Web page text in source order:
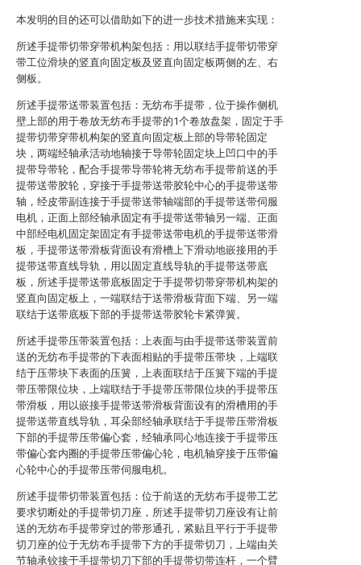
本发明的目的还可以借助如下的进一步技术措施来实现：
所述手提带切带穿带机构架包括：用以联结手提带切带穿
带工位滑块的竖直向固定板及竖直向固定板两侧的左、右
侧板。
所述手提带送带装置包括：无纺布手提带，位于操作侧机
壁上部的用于卷放无纺布手提带的1个卷放盘架，固定于手
提带切带穿带机构架的竖直向固定板上部的导带轮固定
块，两端经轴承活动地轴接于导带轮固定块上凹口中的手
提带导带轮，配合手提带导带轮将无纺布手提带前送的手
提带送带胶轮，穿接于手提带送带胶轮中心的手提带送带
轴，经皮带副连接于手提带送带轴端部的手提带送带伺服
电机，正面上部经轴承固定有手提带送带轴另一端、正面
中部经电机固定架固定有手提带送带电机的手提带送带滑
板，手提带送带滑板背面设有滑槽上下滑动地嵌接用的手
提带送带直线导轨，用以固定直线导轨的手提带送带底
板，所述手提带送带底板固定于手提带切带穿带机构架的
竖直向固定板上，一端联结于送带滑板背面下端、另一端
联结于送带底板下部的手提带送带胶轮卡紧弹簧。
所述手提带压带装置包括：上表面与由手提带送带装置前
送的无纺布手提带的下表面相贴的手提带压带块，上端联
结于压带块下表面的压簧，上表面联结于压簧下端的手提
带压带限位块，上端联结于手提带压带限位块的手提带压
带滑板，用以嵌接手提带送带滑板背面设有的滑槽用的手
提带送带直线导轨，耳朵部经轴承联结于手提带压带滑板
下部的手提带压带偏心套，经轴承同心地连接于手提带压
带偏心套内圈的手提带压带偏心轮，电机轴穿接于压带偏
心轮中心的手提带压带伺服电机。
所述手提带切带装置包括：位于前送的无纺布手提带工艺
要求切断处的手提带切刀座，所述手提带切刀座设有让前
送的无纺布手提带穿过的带形通孔，紧贴且平行于手提带
切刀座的位于无纺布手提带下方的手提带切刀，上端由关
节轴承铰接于手提带切刀下部的手提带切带连杆，一个臂